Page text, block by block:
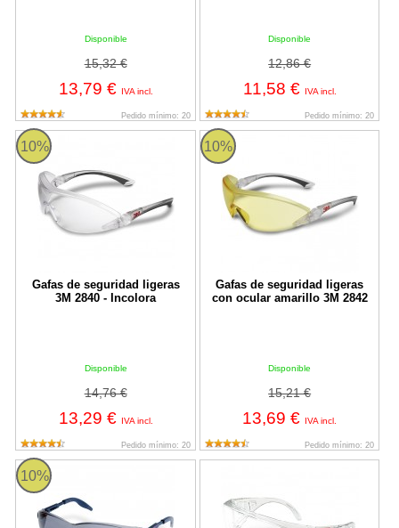
Disponible
15,32 €
13,79 € IVA incl.
Pedido mínimo: 20
Disponible
12,86 €
11,58 € IVA incl.
Pedido mínimo: 20
10%
Gafas de seguridad ligeras
3M 2840 - Incolora
Disponible
14,76 €
13,29 € IVA incl.
Pedido mínimo: 20
Gafas de seguridad ligeras 3M 2840 - Incolora
10%
Gafas de seguridad ligeras
con ocular amarillo 3M 2842
Disponible
15,21 €
13,69 € IVA incl.
Pedido mínimo: 20
Gafas de seguridad ligeras con
10%
Gafas con ocular gris (Solar) 3M 2741